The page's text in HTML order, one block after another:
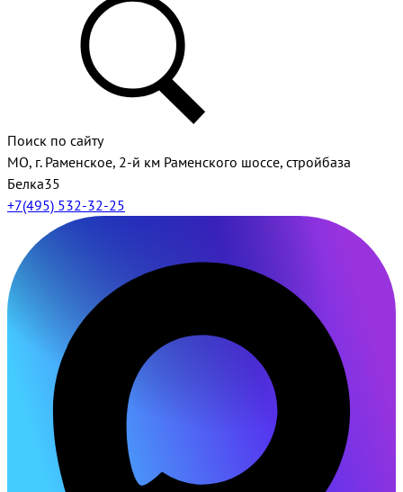
Поиск по сайту
МО, г. Раменское, 2-й км Раменского шоссе, стройбаза
Белка35
+7(495) 532-32-25